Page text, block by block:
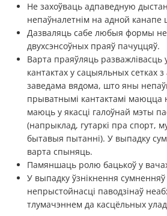
Не захоўваць адпаведную
непаўналетнім на адной канапе
Дазваляць сабе любыя формы
двухсэнсоўных праяў пачуццяў.
Варта праяўляць
кантактах у сацыяльных сетках з
заведама вядома, што яны
прыватнымі кантактамі маюцца
маюць у якасці галоўнай мэты
(напрыклад, гутаркі пра спорт,
бытавыя пытанні). У выпадку
варта спыняць.
Памяншаць ролю бацькоў у
У выпадку ўзнікнення сумненняў
непрыстойнасці паводзінаў
тлумачэннем да касцёльных